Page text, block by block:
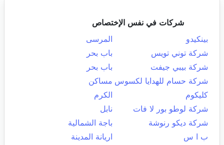
شركات في نفس الإختصاص
بينكيدو
المرسى
شركة توني تويس
باب بحر
شركة بيبي جيفت
باب بحر
شركة حسام للهدايا لكسوس مساكن
كليكوم
الكرم
شركة لوطو بور لا فات
نابل
شركة ديكو رنوشة
باجة الشمالية
ب ا س
اريانة المدينة